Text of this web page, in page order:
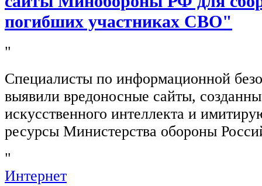
погибших участниках СВО"
"
Специалисты по информационной
выявили вредоносные сайты,
искусственного интеллекта и
ресурсы Министерства обороны
"
Интернет